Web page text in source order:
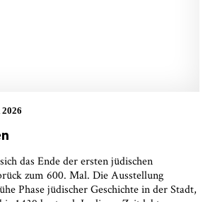
2026
das Ende der ersten jüdischen
zum 600. Mal. Die Ausstellung
Phase jüdischer Geschichte in der Stadt,
damit einverstanden, dass das
Osnabrück die oben
Informationen speichert, um mir den
zusenden zu können. Ich kann diese
jederzeit widerrufen und die